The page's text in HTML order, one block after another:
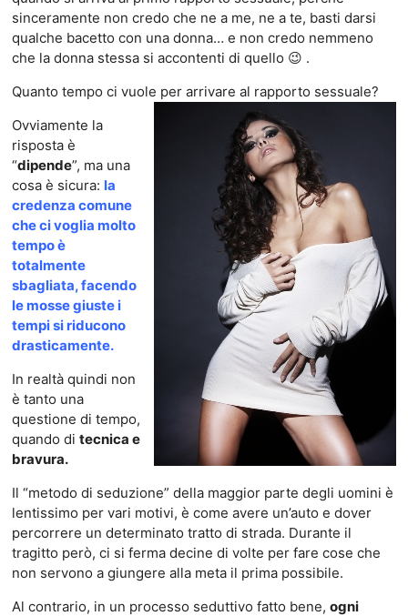
sinceramente non credo che ne a me, ne a te, basti darsi
qualche bacetto con una donna… e non credo nemmeno
che la donna stessa si accontenti di quello 😉 .
Quanto tempo ci vuole per arrivare al rapporto sessuale?
Ovviamente la
risposta è
“dipende”, ma una
cosa è sicura: la
credenza comune
che ci voglia molto
tempo è
totalmente
sbagliata, facendo
le mosse giuste i
tempi si riducono
drasticamente.
In realtà quindi non
è tanto una
questione di tempo,
quando di tecnica e
bravura.
Il “metodo di seduzione” della maggior parte degli uomini è
lentissimo per vari motivi, è come avere un’auto e dover
percorrere un determinato tratto di strada. Durante il
tragitto però, ci si ferma decine di volte per fare cose che
non servono a giungere alla meta il prima possibile.
Al contrario, in un processo seduttivo fatto bene, ogni